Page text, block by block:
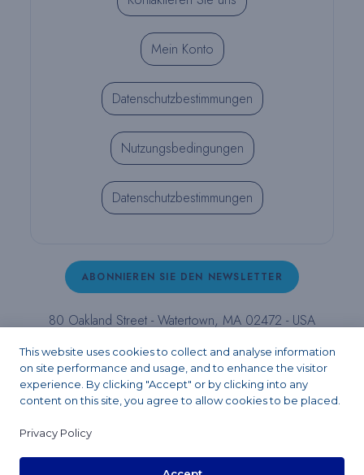
Mein Konto
Datenschutzbestimmungen
Nutzungsbedingungen
Datenschutzbestimmungen
ABONNIEREN SIE DEN NEWSLETTER
80 Oakland Street - Watertown, MA 02472 - USA
T (800) 343-4342 - T (617) 926-6666 - F (617) 926-
6262 -contact@pulpdent.com
FacebookInstagramLinkedIn
X YouTube
This website uses cookies to collect and analyse information
on site performance and usage, and to enhance the visitor
experience. By clicking "Accept" or by clicking into any
content on this site, you agree to allow cookies to be placed.
Privacy Policy